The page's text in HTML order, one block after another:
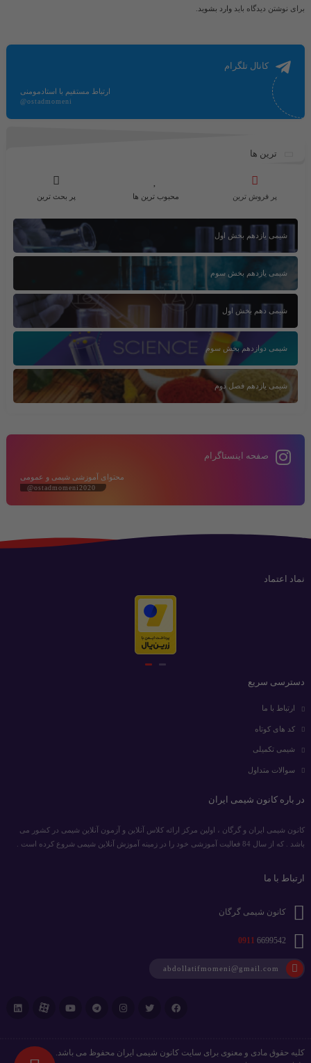
برای نوشتن دیدگاه باید وارد بشوید
کانال تلگرام
ارتباط مستقیم با استادمومنی
@ostadmomeni
ترین ها
پر فروش ترین محبوب ترین ها پر بحث ترین
شیمی یازدهم بخش اول
شیمی یازدهم بخش سوم
شیمی دهم بخش اول
شیمی دوازدهم بخش سوم
شیمی یازدهم فصل دوم
صفحه اینستاگرام
محتوای آموزشی شیمی و عمومی
@ostadmomeni2020
نماد اعتماد
دسترسی سریع
ارتباط با ما
کد های کوتاه
شیمی تکمیلی
سوالات متداول
در باره کانون شیمی ایران
کانون شیمی ایران و گرگان ، اولین مرکز ارائه کلاس آنلاین و آزمون آنلاین شیمی در کشور می
باشد . که از سال 84 فعالیت آموزشی خود را در زمینه آموزش آنلاین شیمی شروع کرده است .
ارتباط با ما
کانون شیمی گرگان
0911 6699542
abdollatifmomeni@gmail.com
کلیه حقوق مادی و معنوی برای سایت کانون شیمی ایران محفوظ می باشد.